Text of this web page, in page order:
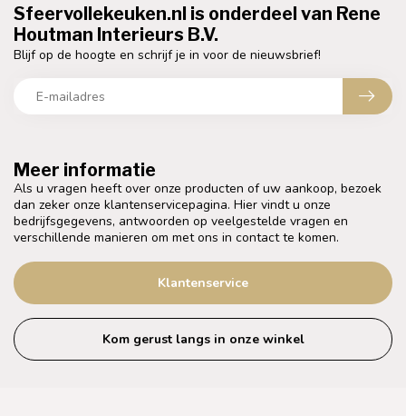
Meer informatie
Als u vragen heeft over onze producten of uw aankoop, bezoek
dan zeker onze klantenservicepagina. Hier vindt u onze
bedrijfsgegevens, antwoorden op veelgestelde vragen en
verschillende manieren om met ons in contact te komen.
Klantenservice
Kom gerust langs in onze winkel
Sfeervollekeuken.nl is onderdeel van Rene
Houtman Interieurs B.V.
Blijf op de hoogte en schrijf je in voor de nieuwsbrief!